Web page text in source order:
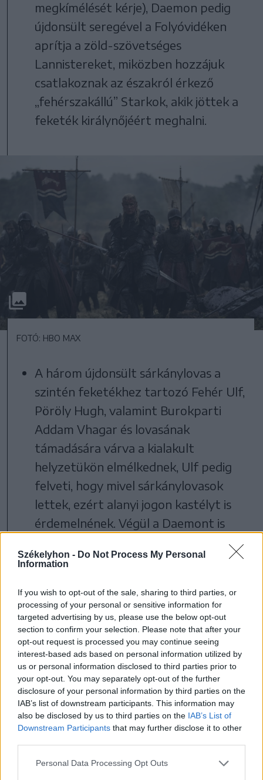
Székelyhon - Do Not Process My Personal
Information
If you wish to opt-out of the sale, sharing to third parties, or
processing of your personal or sensitive information for
targeted advertising by us, please use the below opt-out
section to confirm your selection. Please note that after your
opt-out request is processed you may continue seeing
interest-based ads based on personal information utilized by
us or personal information disclosed to third parties prior to
your opt-out. You may separately opt-out of the further
disclosure of your personal information by third parties on the
IAB’s list of downstream participants. This information may
also be disclosed by us to third parties on the IAB’s List of
Downstream Participants that may further disclose it to other
Personal Data Processing Opt Outs
megkímélését kérje), Daemon pedig
újdonsült seregével a Folyóvidéken
aprítja a zöld-szövetséges
Lannistereket, miközben hozzájuk
csatlakoznak az északról érkező
„fehérszakállú” Starkok, akik jöttek a
feketék királynőjéért meghalni.
FOTÓ: HBO MAX
A három újdonsült sárkánylovas a
szintén feketékhez tartozó Fehér Ulf,
Pöröly Hugh, valamint Burokparti
Addam Vhagar és lovasának
támadására várva a kialakult
helyzetükön elmélkednek, Ulf pedig
felveti, hogy mivel sárkánylovasok
lettek, ezért alanyi jogon kastélyt is
érdemelnének. Végül a Daemont is
hogy iparkodjanak Sárkánykőre,